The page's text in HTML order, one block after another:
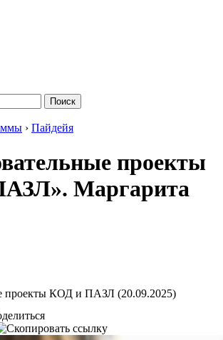
Поиск
› Пайдейя
проекты
Маргарита
проекты КОД и ПАЗЛ (20.09.2025)